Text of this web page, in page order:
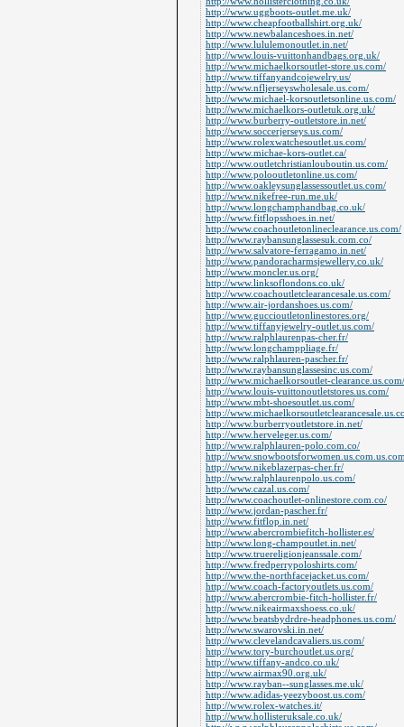
http://www.uggboots-outlet.me.uk/
http://www.cheapfootballshirt.org.uk/
http://www.newbalanceshoes.in.net/
http://www.lululemonoutlet.in.net/
http://www.louis-vuittonhandbags.org.uk/
http://www.michaelkorsoutlet-store.us.com/
http://www.tiffanyandcojewelry.us/
http://www.nfljerseyswholesale.us.com/
http://www.michael-korsoutletsonline.us.com/
http://www.michaelkors-outletuk.org.uk/
http://www.burberry-outletstore.in.net/
http://www.soccerjerseys.us.com/
http://www.rolexwatchesoutlet.us.com/
http://www.michae-kors-outlet.ca/
http://www.outletchristianlouboutin.us.com/
http://www.polooutletonline.us.com/
http://www.oakleysunglassessoutlet.us.com/
http://www.nikefree-run.me.uk/
http://www.longchamphandbag.co.uk/
http://www.fitflopsshoes.in.net/
http://www.coachoutletonlineclearance.us.com/
http://www.raybansunglassesuk.com.co/
http://www.salvatore-ferragamo.in.net/
http://www.pandoracharmsjewellery.co.uk/
http://www.moncler.us.org/
http://www.linksoflondons.co.uk/
http://www.coachoutletclearancesale.us.com/
http://www.air-jordanshoes.us.com/
http://www.guccioutletonlinestores.org/
http://www.tiffanyjewelry-outlet.us.com/
http://www.ralphlaurenpas-cher.fr/
http://www.longchamppliage.fr/
http://www.ralphlauren-pascher.fr/
http://www.raybansunglassesinc.us.com/
http://www.michaelkorsoutlet-clearance.us.com/
http://www.louis-vuittonoutletstores.us.com/
http://www.mbt-shoesoutlet.us.com/
http://
http://www.burberryoutletstore.in.net/
http://www.herveleger.us.com/
http://www.ralphlauren-polo.com.co/
http://
http://www.nikeblazerpas-cher.fr/
http://www.ralphlaurenpolo.us.com/
http://www.cazal.us.com/
http://www.coachoutlet-onlinestore.com.co/
http://www.jordan-pascher.fr/
http://www.fitflop.in.net/
http://www.abercrombiefitch-hollister.es/
http://www.long-champoutlet.in.net/
http://www.truereligionjeanssale.com/
http://www.fredperrypoloshirts.com/
http://www.the-northfacejacket.us.com/
http://www.coach-factoryoutlets.us.com/
http://www.abercrombie-fitch-hollister.fr/
http://www.nikeairmaxshoess.co.uk/
http://www.beatsbydrdre-headphones.us.com/
http://www.swarovski.in.net/
http://www.clevelandcavaliers.us.com/
http://www.tory-burchoutlet.us.org/
http://www.tiffany-andco.co.uk/
http://www.airmax90.org.uk/
http://www.rayban--sunglasses.me.uk/
http://www.adidas-yeezyboost.us.com/
http://www.rolex-watches.it/
http://www.hollisteruksale.co.uk/